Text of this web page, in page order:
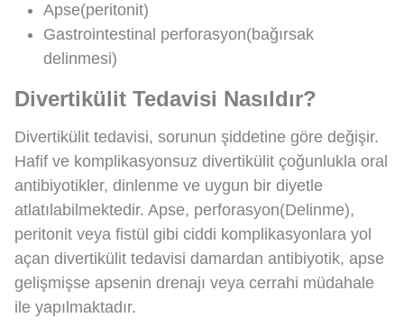
Apse(peritonit)
Gastrointestinal perforasyon(bağırsak
delinmesi)
Divertikülit Tedavisi Nasıldır?
Divertikülit tedavisi, sorunun şiddetine göre değişir.
Hafif ve komplikasyonsuz divertikülit çoğunlukla oral
antibiyotikler, dinlenme ve uygun bir diyetle
atlatılabilmektedir. Apse, perforasyon(Delinme),
peritonit veya fistül gibi ciddi komplikasyonlara yol
açan divertikülit tedavisi damardan antibiyotik, apse
gelişmişse apsenin drenajı veya cerrahi müdahale
ile yapılmaktadır.